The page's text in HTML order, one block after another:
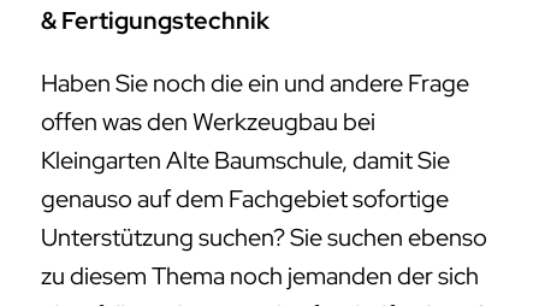
& Fertigungstechnik
Haben Sie noch die ein und andere Frage
offen was den Werkzeugbau bei
Kleingarten Alte Baumschule, damit Sie
genauso auf dem Fachgebiet sofortige
Unterstützung suchen? Sie suchen ebenso
zu diesem Thema noch jemanden der sich